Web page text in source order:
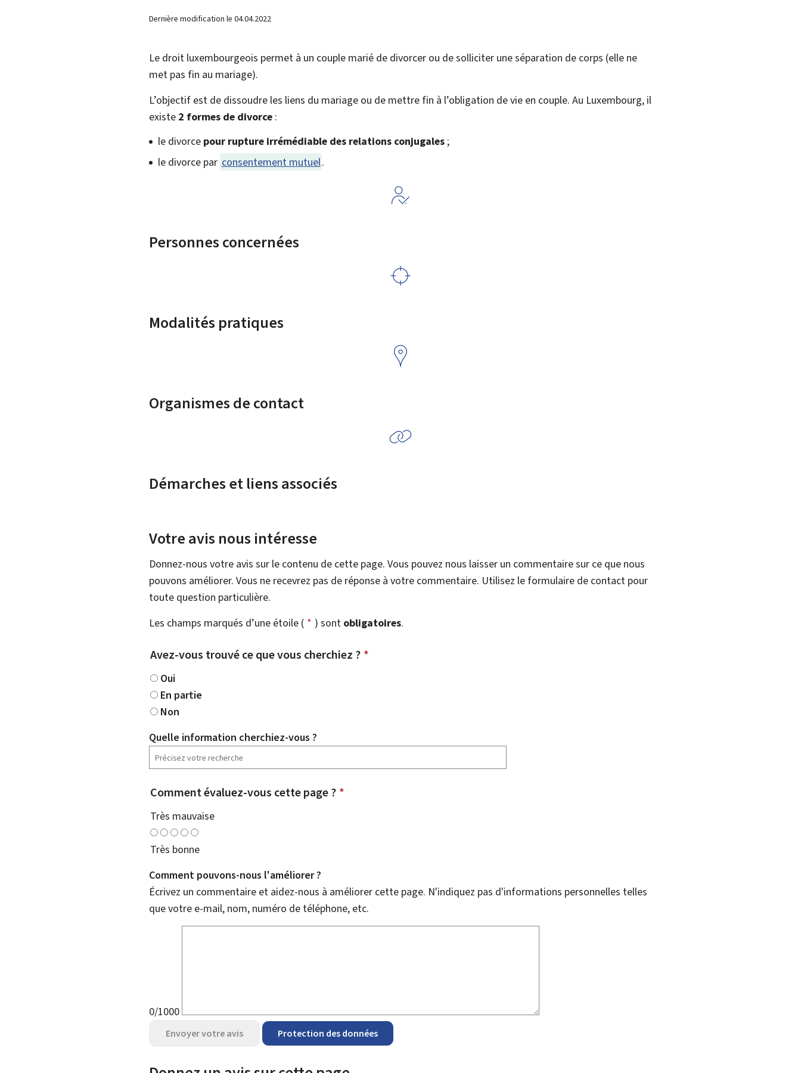
Dernière modification le 04.04.2022
Le droit luxembourgeois permet à un couple marié de divorcer ou de solliciter une séparation de corps (elle ne
met pas fin au mariage).
L’objectif est de dissoudre les liens du mariage ou de mettre fin à l’obligation de vie en couple. Au Luxembourg, il
existe 2 formes de divorce :
le divorce pour rupture irrémédiable des relations conjugales ;
le divorce par consentement mutuel.
Personnes concernées
Modalités pratiques
Organismes de contact
Démarches et liens associés
Votre avis nous intéresse
Donnez-nous votre avis sur le contenu de cette page. Vous pouvez nous laisser un commentaire sur ce que nous
pouvons améliorer. Vous ne recevrez pas de réponse à votre commentaire. Utilisez le formulaire de contact pour
toute question particulière.
Les champs marqués d’une étoile ( * ) sont obligatoires.
Avez-vous trouvé ce que vous cherchiez ? *
Oui
En partie
Non
Quelle information cherchiez-vous ?
Comment évaluez-vous cette page ? *
Très mauvaise
Très bonne
Comment pouvons-nous l'améliorer ?
Écrivez un commentaire et aidez-nous à améliorer cette page. N'indiquez pas d'informations personnelles telles
que votre e-mail, nom, numéro de téléphone, etc.
0/1000
Envoyer votre avis Protection des données